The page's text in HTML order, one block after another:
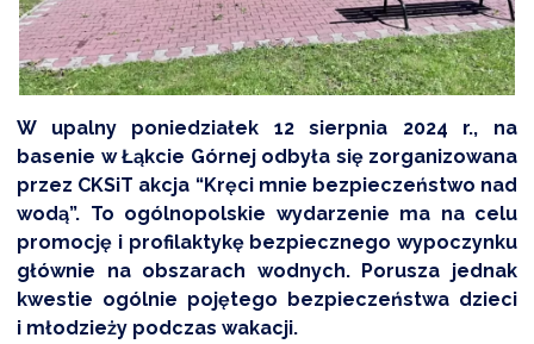
W upalny poniedziałek 12 sierpnia 2024 r., na
basenie w Łąkcie Górnej odbyła się zorganizowana
przez CKSiT akcja “Kręci mnie bezpieczeństwo nad
wodą”. To ogólnopolskie wydarzenie ma na celu
promocję i profilaktykę bezpiecznego wypoczynku
głównie na obszarach wodnych. Porusza jednak
kwestie ogólnie pojętego bezpieczeństwa dzieci
i młodzieży podczas wakacji.